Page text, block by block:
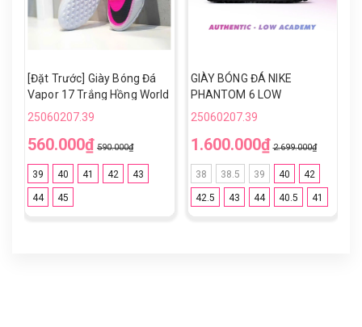
[Đặt Trước] Giày Bóng Đá
Vapor 17 Trắng Hồng World
Cup TF
25060207.39
560.000₫ 590.000₫
39 40 41 42 43
44 45
GIÀY BÓNG ĐÁ NIKE
PHANTOM 6 LOW
ACADEMY TF - HQ2325-
25060207.39
1.600.000₫ 2.699.000₫
38 38.5 39 40 42
42.5 43 44 40.5 41